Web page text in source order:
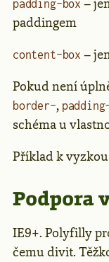
padding-box –
paddingem
content-box –
Pokud není
border-,
schéma u
Příklad k
Podpora
IE9+. Polyfilly
čemu divit.